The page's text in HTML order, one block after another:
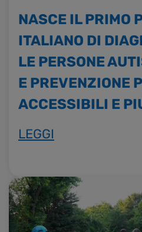
NASCE IL PRIMO
ITALIANO DI
LE PERSONE
E PREVENZIONE
ACCESSIBILI E
LEGGI